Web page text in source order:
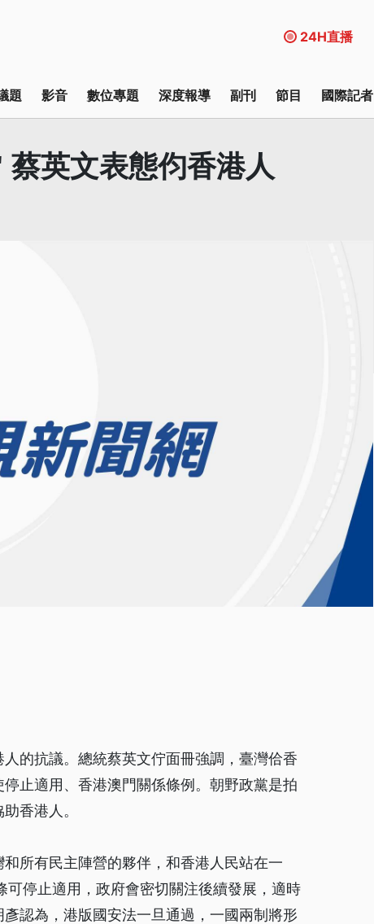
24H直播
題 影音 數位專題 深度報導 副刊 節目 國際記者
英文表態伨香港人
的抗議。總統蔡英文佇面冊強調，臺灣佮香
止適用、香港澳門關係條例。朝野政黨是拍
香港人。
所有民主陣營的夥伴，和香港人民站在一
停止適用，政府會密切關注後續發展，適時
認為，港版國安法一旦通過，一國兩制將形